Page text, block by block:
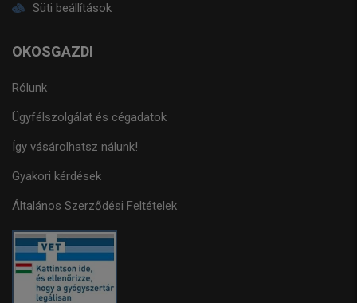
Süti beállítások
OKOSGAZDI
Rólunk
Ügyfélszolgálat és cégadatok
Így vásárolhatsz nálunk!
Gyakori kérdések
Általános Szerződési Feltételek